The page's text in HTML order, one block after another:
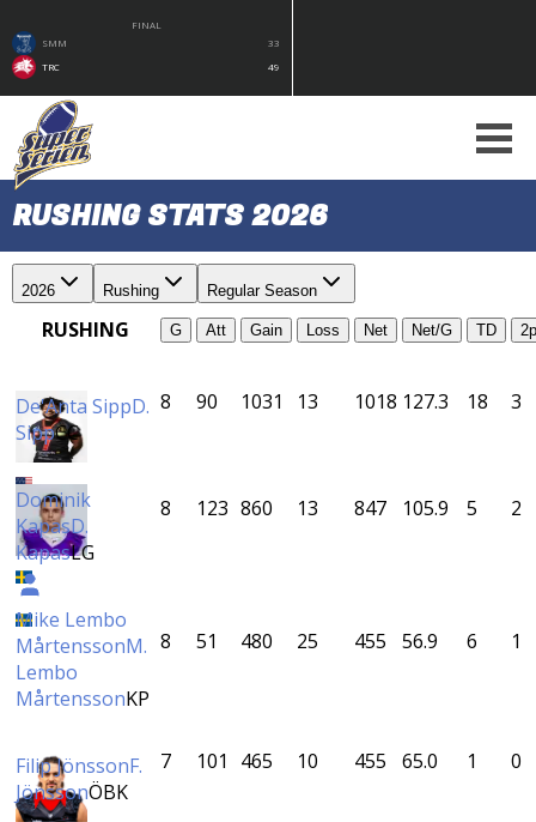
FINAL
SMM
33
TRC
49
RUSHING STATS 2026
2026 Rushing Regular Season
RUSHING G Att Gain Loss Net Net/G TD
De'Anta SippD.
SippCC
8 90 1031 13 1018 127.3 18 3
Dominik
KapasD.
KapasLG
8 123 860 13 847 105.9 5 2
Mike Lembo
MårtenssonM.
Lembo
MårtenssonKP
8 51 480 25 455 56.9 6 1
Filip JönssonF.
JönssonÖBK
7 101 465 10 455 65.0 1 0